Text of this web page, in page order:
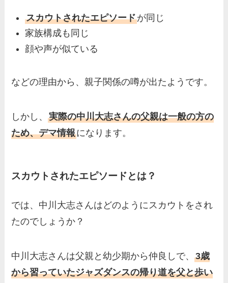
スカウトされたエピソードが同じ
家族構成も同じ
顔や声が似ている
などの理由から、親子関係の噂が出たようです。
しかし、実際の中川大志さんの父親は一般の方の
ため、デマ情報になります。
スカウトされたエピソードとは？
では、中川大志さんはどのようにスカウトをされ
たのでしょうか？
中川大志さんは父親と幼少期から仲良しで、3歳
から習っていたジャズダンスの帰り道を父と歩い